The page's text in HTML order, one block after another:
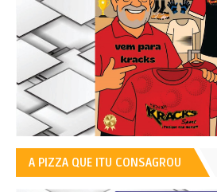
A PIZZA QUE ITU CONSAGROU